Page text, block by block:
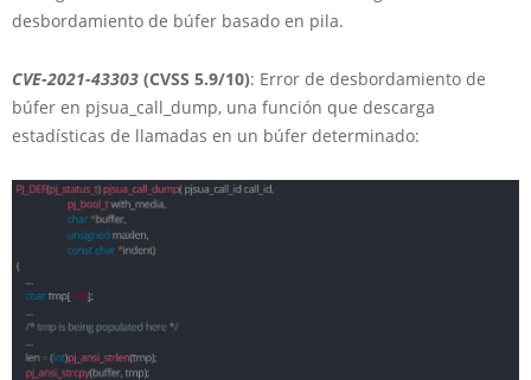
desbordamiento de búfer basado en pila.
CVE-2021-43303 (CVSS 5.9/10): Error de desbordamiento de
búfer en pjsua_call_dump, una función que descarga
estadísticas de llamadas en un búfer determinado: